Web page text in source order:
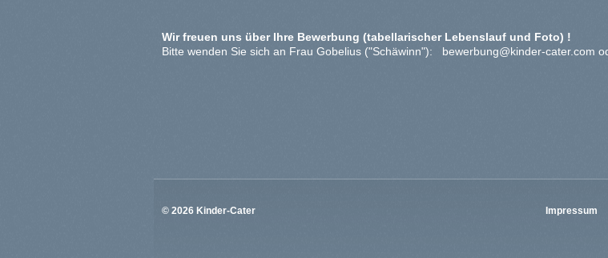
Wir freuen uns über Ihre Bewerbung (tabellarischer Lebenslauf und Foto) !
Bitte wenden Sie sich an Frau Gobelius ("Schäwinn"): bewerbung@kinder-cater.com
© 2026 Kinder-Cater Impressum